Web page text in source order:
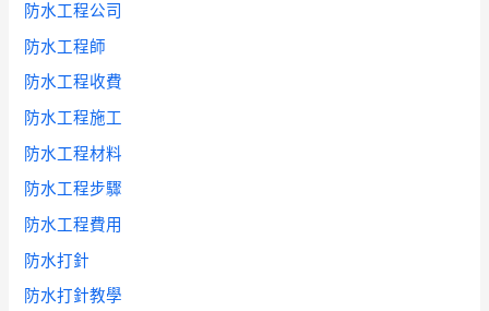
防水工程公司
防水工程師
防水工程收費
防水工程施工
防水工程材料
防水工程步驟
防水工程費用
防水打針
防水打針教學